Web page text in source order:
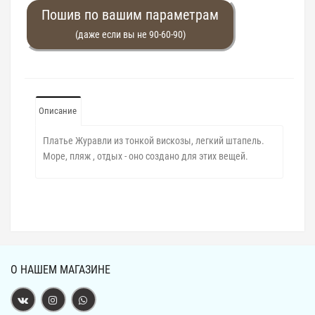
Пошив по вашим параметрам
(даже если вы не 90-60-90)
Описание
Платье Журавли из тонкой вискозы, легкий штапель.
Море, пляж , отдых - оно создано для этих вещей.
О НАШЕМ МАГАЗИНЕ